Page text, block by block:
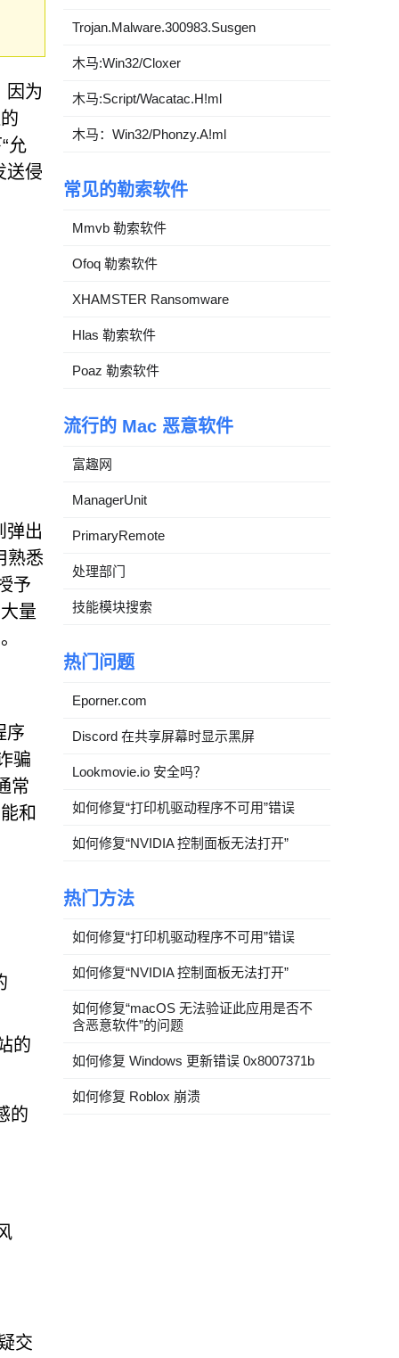
因为
允
送侵
弹出
熟悉
予
量
序
骗
常
和
的
的
交
Trojan.Malware.300983.Susgen
木马:Win32/Cloxer
木马:Script/Wacatac.H!ml
木马：Win32/Phonzy.A!ml
常见的勒索软件
Mmvb 勒索软件
Ofoq 勒索软件
XHAMSTER Ransomware
Hlas 勒索软件
Poaz 勒索软件
流行的 Mac 恶意软件
富趣网
ManagerUnit
PrimaryRemote
处理部门
技能模块搜索
热门问题
Eporner.com
Discord 在共享屏幕时显示黑屏
Lookmovie.io 安全吗？
如何修复“打印机驱动程序不可用”错误
如何修复“NVIDIA 控制面板无法打开”
热门方法
如何修复“打印机驱动程序不可用”错误
如何修复“NVIDIA 控制面板无法打开”
如何修复“macOS 无法验证此应用是否不
含恶意软件”的问题
如何修复 Windows 更新错误 0x8007371b
如何修复 Roblox 崩溃